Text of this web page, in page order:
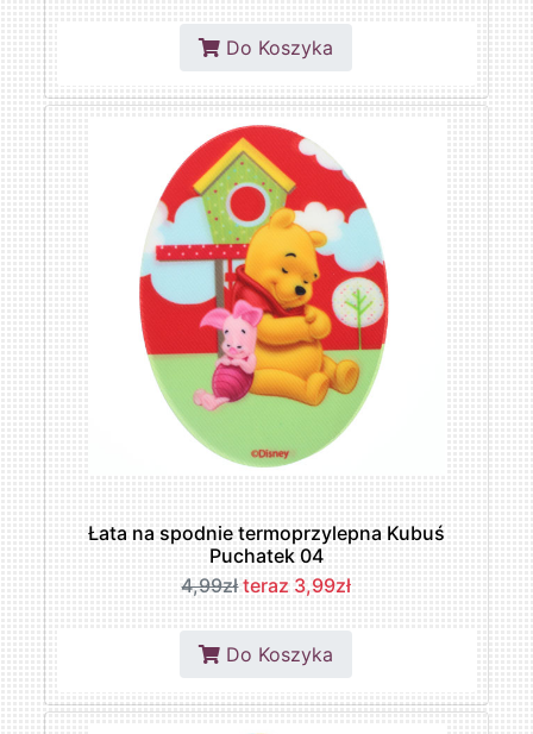
Do Koszyka
Łata na spodnie termoprzylepna Kubuś
Puchatek 04
4,99zł teraz 3,99zł
Do Koszyka